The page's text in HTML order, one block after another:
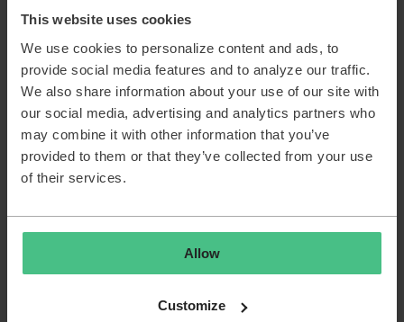
This website uses cookies
We use cookies to personalize content and ads, to
provide social media features and to analyze our traffic.
We also share information about your use of our site with
our social media, advertising and analytics partners who
may combine it with other information that you’ve
provided to them or that they’ve collected from your use
of their services.
Allow
Customize
Ook voor deze opties alles al getest, zonder succes..